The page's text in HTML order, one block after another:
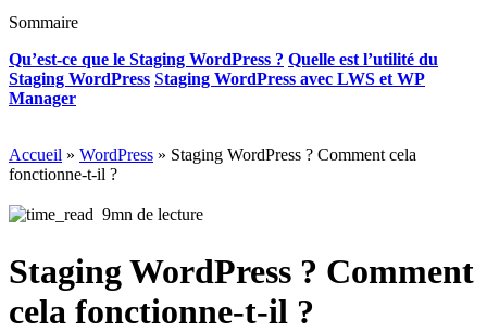
Sommaire
Qu’est-ce que le Staging WordPress ? Quelle est l’utilité du
Staging WordPress Staging WordPress avec LWS et WP
Manager
Accueil » WordPress » Staging WordPress ? Comment cela
fonctionne-t-il ?
9mn de lecture
Staging WordPress ? Comment
cela fonctionne-t-il ?